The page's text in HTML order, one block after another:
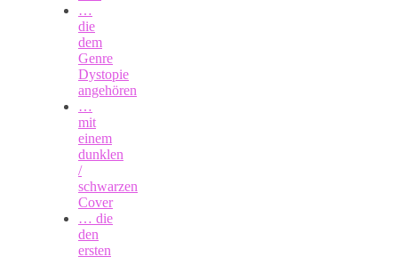
…
die
dem
Genre
Dystopie
angehören
…
mit
einem
dunklen
/
schwarzen
Cover
… die
den
ersten